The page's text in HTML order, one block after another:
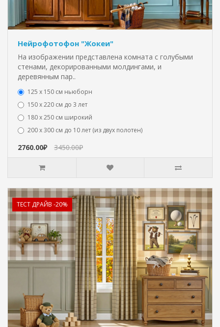
Нейрофотофон "Жокеи"
На изображении представлена комната с голубыми
стенами, декорированными молдингами, и
деревянным пар..
125 x 150 см ньюборн
150 х 220 см до 3 лет
180 х 250 см широкий
200 х 300 см до 10 лет (из двух полотен)
2760.00₽ 3450.00₽
ТЕСТ ДРАЙВ -20%